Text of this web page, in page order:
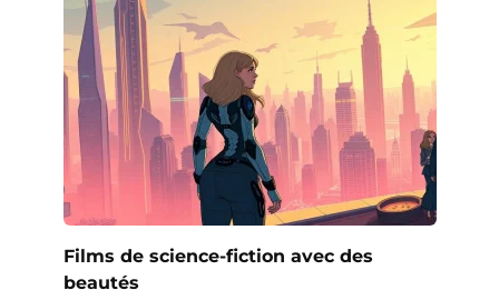
Films de science-fiction avec des
beautés